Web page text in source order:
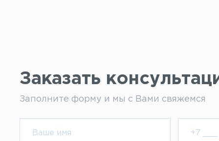
Заказать
Заполните форму и мы с Вами свяжемся